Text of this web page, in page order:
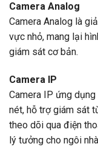
Camera Analog
Camera Analog là
vực nhỏ, mang lại
giám sát cơ bản.
Camera IP
Camera IP ứng
nét, hỗ trợ giám sát
theo dõi qua điện
lý tưởng cho ngôi